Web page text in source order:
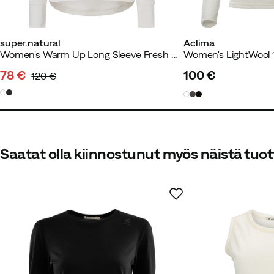
Herkullinen helteessä, viileä ja
Minulla on hyviä kokemuksia
Hyvä kestävyys, tukeva, ollut
Väri:
Chocolate Plum
Koko:
M
super.natural
Women's Warm Up Long Sleeve Fresh White
discounted
78 €
original
120 €
Aclima
price
100 €
Saatat olla kiinnostunut myös näistä